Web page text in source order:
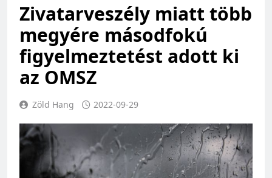
Zivatarveszély miatt több
megyére másodfokú
figyelmeztetést adott ki
az OMSZ
Zöld Hang 2022-09-29